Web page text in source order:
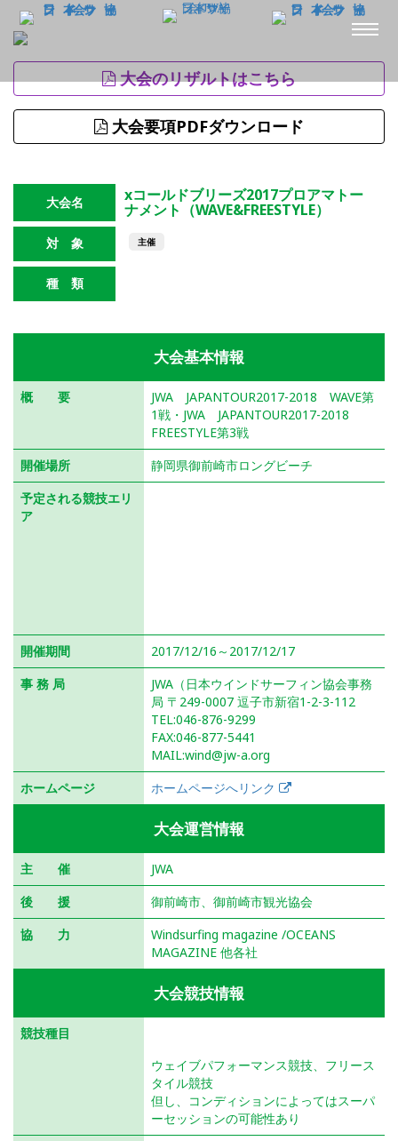
大会のリザルトはこちら
大会要項PDFダウンロード
大会名 xコールドブリーズ2017プロアマトー
ナメント（WAVE&FREESTYLE）
対 象 主催
種 類
大会基本情報
概 要
JWA JAPANTOUR2017-2018 WAVE第
1戦・JWA JAPANTOUR2017-2018
FREESTYLE第3戦
開催場所
静岡県御前崎市ロングビーチ
予定される競技エリ
ア
開催期間
2017/12/16～2017/12/17
事 務 局
JWA（日本ウインドサーフィン協会事務
局 〒249-0007 逗子市新宿1-2-3-112
TEL:046-876-9299
FAX:046-877-5441
MAIL:wind@jw-a.org
ホームページ
ホームページへリンク
大会運営情報
主 催
JWA
後 援
御前崎市、御前崎市観光協会
協 力
Windsurfing magazine /OCEANS
MAGAZINE 他各社
大会競技情報
競技種目
ウェイブパフォーマンス競技、フリース
タイル競技
但し、コンディションによってはスーパ
ーセッションの可能性あり